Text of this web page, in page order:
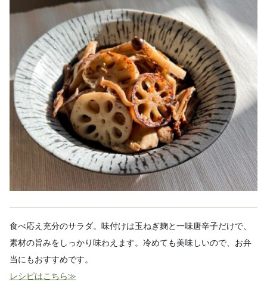
食べ応え充分のサラダ。味付けは玉ねぎ麹と一味唐辛子だけで、
素材の旨みをしっかり味わえます。冷めても美味しいので、お弁
当にもおすすめです。
レシピはこちら≫